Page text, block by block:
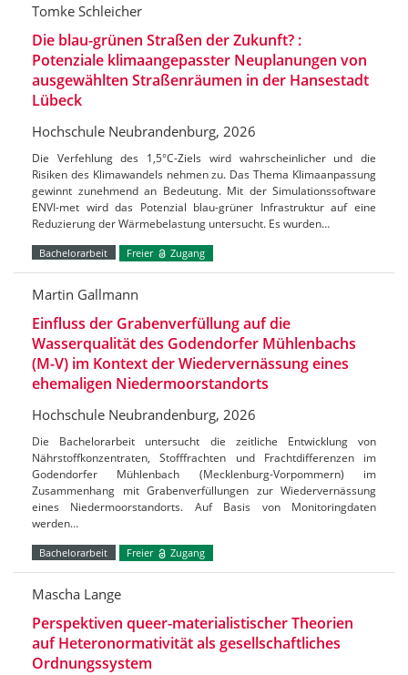
Tomke Schleicher
Die blau-grünen Straßen der Zukunft? :
Potenziale klimaangepasster Neuplanungen von
ausgewählten Straßenräumen in der Hansestadt
Lübeck
Hochschule Neubrandenburg, 2026
Die Verfehlung des 1,5°C-Ziels wird wahrscheinlicher und die
Risiken des Klimawandels nehmen zu. Das Thema Klimaanpassung
gewinnt zunehmend an Bedeutung. Mit der Simulationssoftware
ENVI-met wird das Potenzial blau-grüner Infrastruktur auf eine
Reduzierung der Wärmebelastung untersucht. Es wurden…
Bachelorarbeit Freier Zugang
Martin Gallmann
Einfluss der Grabenverfüllung auf die
Wasserqualität des Godendorfer Mühlenbachs
(M-V) im Kontext der Wiedervernässung eines
ehemaligen Niedermoorstandorts
Hochschule Neubrandenburg, 2026
Die Bachelorarbeit untersucht die zeitliche Entwicklung von
Nährstoffkonzentraten, Stofffrachten und Frachtdifferenzen im
Godendorfer Mühlenbach (Mecklenburg-Vorpommern) im
Zusammenhang mit Grabenverfüllungen zur Wiedervernässung
eines Niedermoorstandorts. Auf Basis von Monitoringdaten
werden…
Bachelorarbeit Freier Zugang
Mascha Lange
Perspektiven queer-materialistischer Theorien
auf Heteronormativität als gesellschaftliches
Ordnungssystem